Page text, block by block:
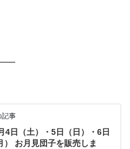
記事
4日（土）・5日（日）・6日
） お月見団子を販売しま